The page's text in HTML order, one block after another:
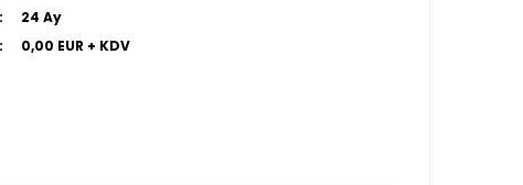
24 Ay
0,00 EUR + KDV